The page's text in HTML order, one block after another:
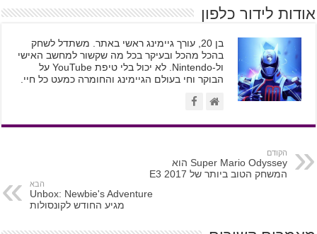
אודות לידור כלפון
בן 20, עורך גיימינג ראשי באתר. משתדל לשחק
בהכל מהכל ובעיקר בכל מה שקשור למחשב האישי
ול-Nintendo. לא יכול בלי טיפת YouTube על
הבוקר וחי בעולם הגיימינג והחומרה כמעט כל חיי.
הקודם
Super Mario Odyssey הוא
המשחק הטוב ביותר של E3 2017
הבא
Unbox: Newbie's Adventure
מגיע החודש לקונסולות